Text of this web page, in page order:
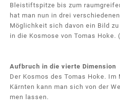
Bleistiftspitze bis zum
hat man nun in drei
Möglichkeit sich davon ein Bild
in die Kosmose von Tomas Hoke.
Auf­bruch in die vier­te Di­men­si­on
Der Kos­mos des To­mas Ho­ke. Im
Kärnten kann man sich von der
men las­sen.